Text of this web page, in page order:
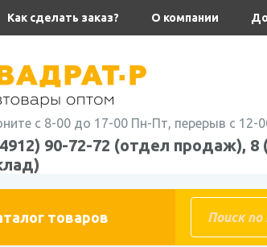
Как сделать заказ? О компании
с 8-00 до 17-00 Пн-Пт, перерыв с 12-
90-72-72 (отдел продаж), 8
товаров
ПЛЕНКА,спанбонд Полиэтиленовая